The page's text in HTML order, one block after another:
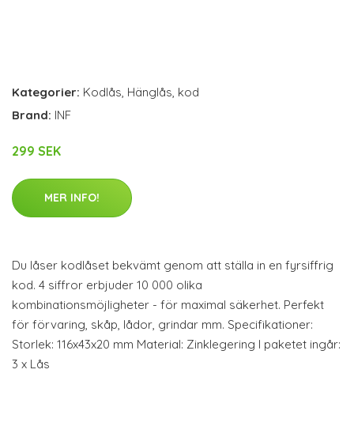
Kategorier: Kodlås, Hänglås, kod
Brand: INF
299 SEK
MER INFO!
Du låser kodlåset bekvämt genom att ställa in en fyrsiffrig
kod. 4 siffror erbjuder 10 000 olika
kombinationsmöjligheter - för maximal säkerhet. Perfekt
för förvaring, skåp, lådor, grindar mm. Specifikationer:
Storlek: 116x43x20 mm Material: Zinklegering I paketet ingår:
3 x Lås